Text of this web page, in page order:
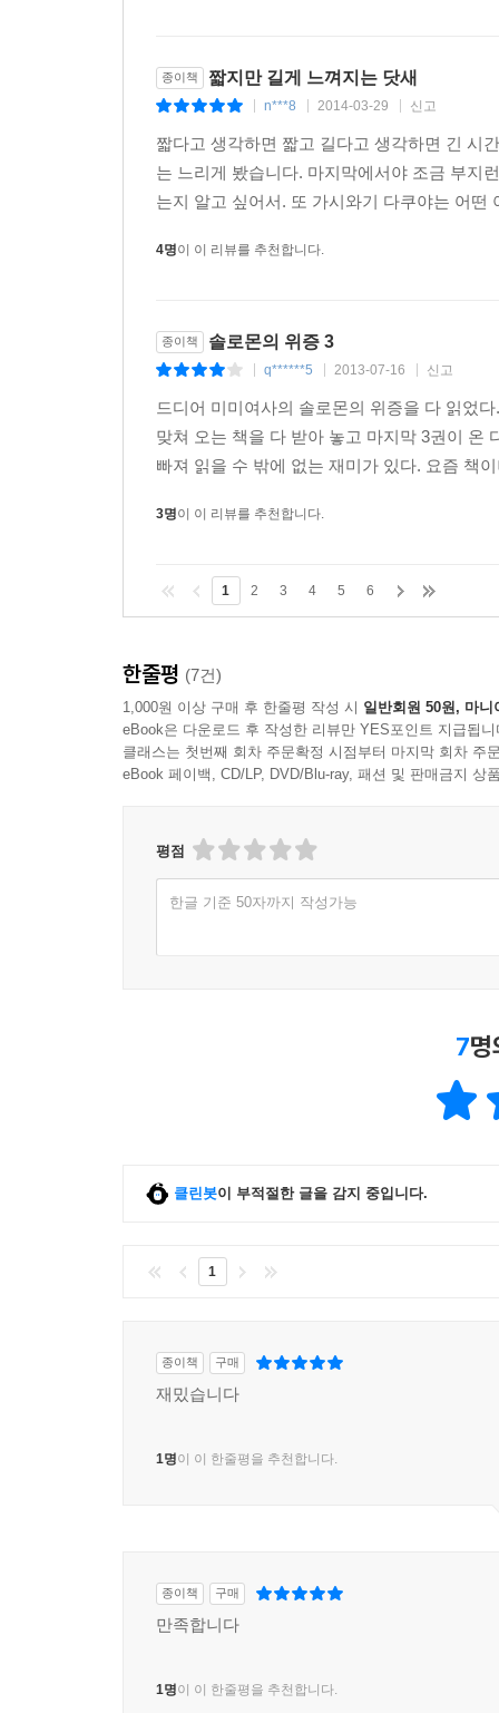
종이책 짧지만 길게 느껴지는 닷새
n***8 2014-03-29 신고
짧다고 생각하면 짧고 길다고 생각하면 긴 시
는 느리게 봤습니다. 마지막에서야 조금 부지
는지 알고 싶어서. 또 가시와기 다쿠야는 어
4명이 이 리뷰를 추천합니다.
종이책 솔로몬의 위증 3
q******5 2013-07-16 신고
드디어 미미여사의 솔로몬의 위증을 다 읽었
맞쳐 오는 책을 다 받아 놓고 마지막 3권이 온
빠져 읽을 수 밖에 없는 재미가 있다. 요즘 책
3명이 이 리뷰를 추천합니다.
1 2 3 4 5 6
한줄평 (7건)
1,000원 이상 구매 후 한줄평 작성 시 일반회원 50원, 마니
eBook은 다운로드 후 작성한 리뷰만 YES포인트 지급됩니
클래스는 첫번째 회차 주문확정 시점부터 마지막 회차 주
eBook 페이백, CD/LP, DVD/Blu-ray, 패션 및 판매금지 상
평점
한글 기준 50자까지 작성가능
7
클린봇이 부적절한 글을 감지 중입니다.
1
종이책 구매
재밌습니다
1명이 이 한줄평을 추천합니다.
종이책 구매
만족합니다
1명이 이 한줄평을 추천합니다.